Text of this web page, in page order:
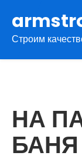
содержимому
Строим
НА
БАНЯ